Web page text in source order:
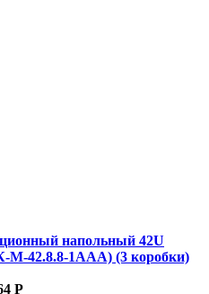
напольный 42U
М-42.8.8-1ААА) (3 коробки)
Р